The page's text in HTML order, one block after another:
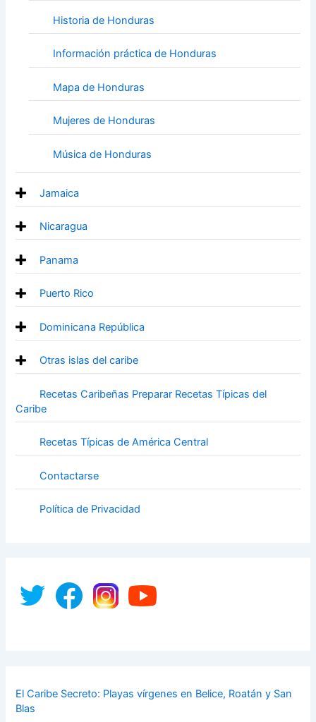
Historia de Honduras
Información práctica de Honduras
Mapa de Honduras
Mujeres de Honduras
Música de Honduras
Jamaica
Nicaragua
Panama
Puerto Rico
Dominicana República
Otras islas del caribe
Recetas Caribeñas Preparar Recetas Típicas del
Caribe
Recetas Típicas de América Central
Contactarse
Política de Privacidad
El Caribe Secreto: Playas vírgenes en Belice, Roatán y San
Blas